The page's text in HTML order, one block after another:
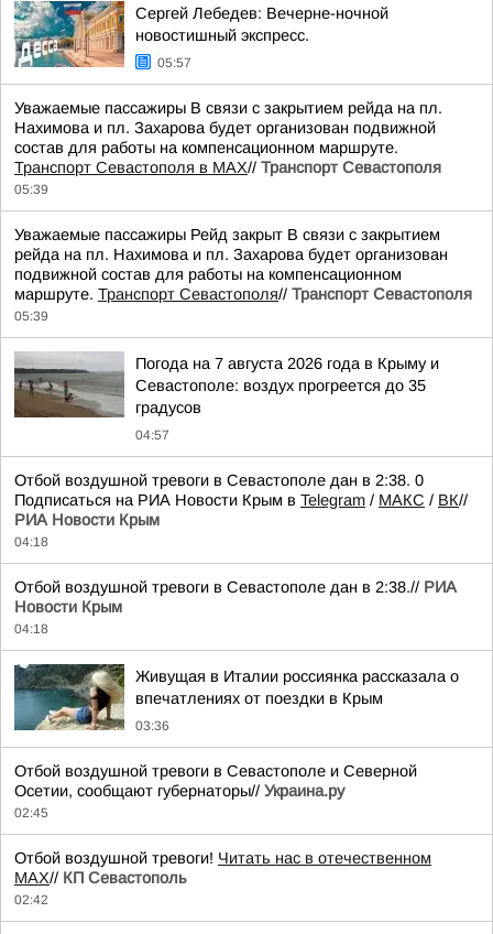
Сергей Лебедев: Вечерне-ночной
новостишный экспресс.
05:57
Уважаемые пассажиры В связи с закрытием рейда на пл.
Нахимова и пл. Захарова будет организован подвижной
состав для работы на компенсационном маршруте.
Транспорт Севастополя в MAX// Транспорт Севастополя
05:39
Уважаемые пассажиры Рейд закрыт В связи с закрытием
рейда на пл. Нахимова и пл. Захарова будет организован
подвижной состав для работы на компенсационном
маршруте. Транспорт Севастополя// Транспорт Севастополя
05:39
Погода на 7 августа 2026 года в Крыму и
Севастополе: воздух прогреется до 35
градусов
04:57
Отбой воздушной тревоги в Севастополе дан в 2:38. 0
Подписаться на РИА Новости Крым в Telegram / МАКС / ВК//
РИА Новости Крым
04:18
Отбой воздушной тревоги в Севастополе дан в 2:38.// РИА
Новости Крым
04:18
Живущая в Италии россиянка рассказала о
впечатлениях от поездки в Крым
03:36
Отбой воздушной тревоги в Севастополе и Северной
Осетии, сообщают губернаторы// Украина.ру
02:45
Отбой воздушной тревоги! Читать нас в отечественном
MAX// КП Севастополь
02:42